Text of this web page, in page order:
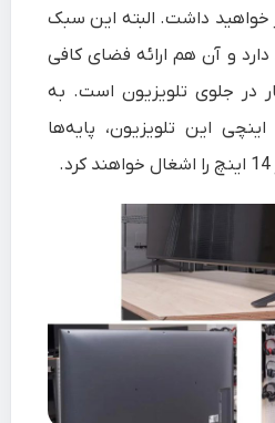
خواهید داشت. البته این سبک
و آن هم ارائه فضای کافی
در جلوی تلویزیون است. به
طور مثال در سایز 75 اینچی این تلویزیون، پایه‌ها